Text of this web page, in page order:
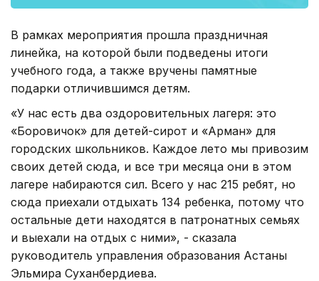
В рамках мероприятия прошла праздничная
линейка, на которой были подведены итоги
учебного года, а также вручены памятные
подарки отличившимся детям.
«У нас есть два оздоровительных лагеря: это
«Боровичок» для детей-сирот и «Арман» для
городских школьников. Каждое лето мы привозим
своих детей сюда, и все три месяца они в этом
лагере набираются сил. Всего у нас 215 ребят, но
сюда приехали отдыхать 134 ребенка, потому что
остальные дети находятся в патронатных семьях
и выехали на отдых с ними», - сказала
руководитель управления образования Астаны
Эльмира Суханбердиева.